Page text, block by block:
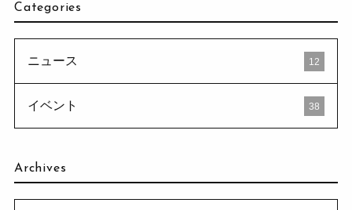
Categories
ニュース 12
イベント 38
Archives